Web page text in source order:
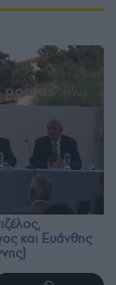
και Ευάνθης